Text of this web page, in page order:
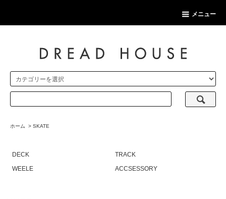
メニュー
ホーム > SKATE
DECK
TRACK
WEELE
ACCSESSORY